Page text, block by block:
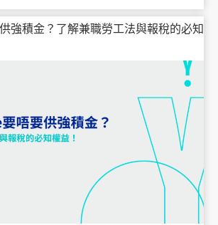
強積金？了解兼職勞工法與報稅的必知